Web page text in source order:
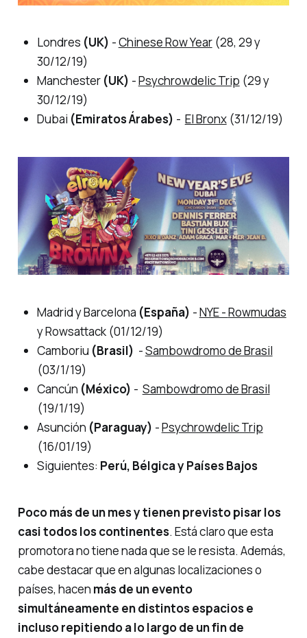
Londres (UK) -Chinese Row Year(28, 29 y
30/12/19)
Manchester (UK) -Psychrowdelic Trip (29 y
30/12/19)
Dubai (Emiratos Árabes) - El Bronx(31/12/19)
Madrid y Barcelona (España) -NYE -Rowmudas
y Rowsattack (01/12/19)
Camboriu (Brasil) -Sambowdromo de Brasil
(03/1/19)
Cancún (México) - Sambowdromo de Brasil
(19/1/19)
Asunción (Paraguay) -Psychrowdelic Trip
(16/01/19)
Siguientes: Perú, Bélgica y Países Bajos
Poco más de un mes y tienen previsto pisar los
casi todos los continentes. Está claro que esta
promotora no tiene nada que se le resista. Además,
cabe destacar que en algunas localizaciones o
países, hacen más de un evento
simultáneamente en distintos espacios e
incluso repitiendo a lo largo de un fin de